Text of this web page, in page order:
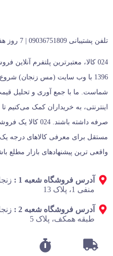
تلفن پشتیبانی 09036751809 | 7 روز هفته، 24 ساعته پاسخگوی شما هستیم
024 کالا، معتبرترین پلتفرم
شماست. ما با جمع‌ آوری و تحلیل
اینترنتی، به خریداران کمک می‌کنیم تا
صرفه داشته باشند.
مستقل برای معرفی کالاهای درجه
واقعی‌ ترین پیشنهادهای بازار مطلع
آدرس فروشگاه شعبه 1 :
منفی 1، پلاک 13
آدرس فروشگاه شعبه 2 :
طبقه همکف، پلاک 5